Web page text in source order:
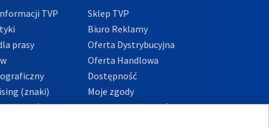
TVP
prasy
(znaki)
Sklep TVP
Biuro Reklamy
Oferta Dystrybucyjna
Oferta Handlowa
Dostępność
Moje zgody
Procedura zgłoszeń